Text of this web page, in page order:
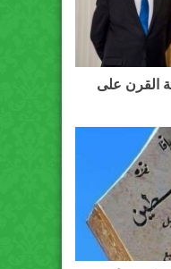
القرن على